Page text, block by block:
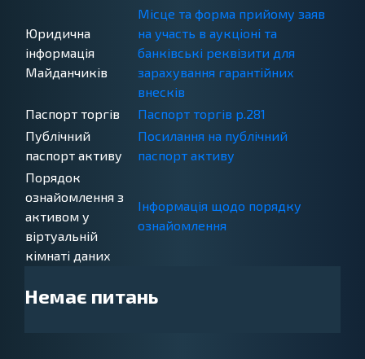
Юридична
інформація
Майданчиків
Місце та форма прийому заяв
на участь в аукціоні та
банківські реквізити для
зарахування гарантійних
внесків
x_dgfPlatformLegalDetails
Паспорт торгів
Паспорт торгів р.281
tenderNotice
Публічний
паспорт активу
Посилання на публічний
паспорт активу
Порядок
ознайомлення з
активом у
віртуальній
кімнаті даних
Інформація щодо порядку
ознайомлення
Немає питань